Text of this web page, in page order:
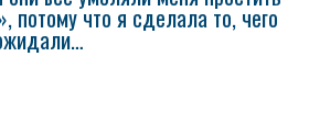
потому что я сделала то, чего